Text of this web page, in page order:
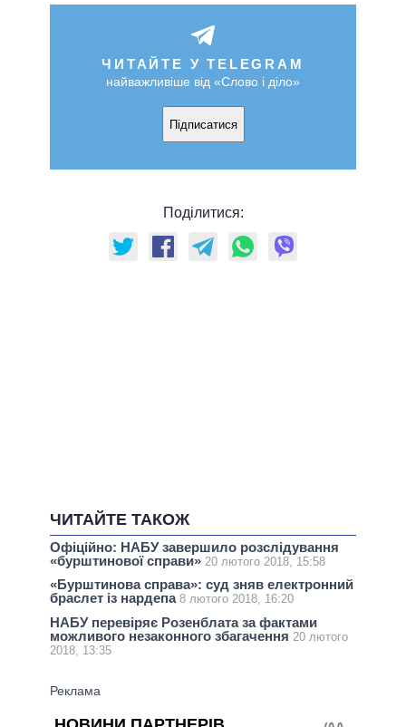
ЧИТАЙТЕ У TELEGRAM
найважливіше від «Слово і діло»
Підписатися
Поділитися:
ЧИТАЙТЕ ТАКОЖ
Офіційно: НАБУ завершило розслідування
«бурштинової справи» 20 лютого 2018, 15:58
«Бурштинова справа»: суд зняв електронний
браслет із нардепа 8 лютого 2018, 16:20
НАБУ перевіряє Розенблата за фактами
можливого незаконного збагачення 20 лютого
2018, 13:35